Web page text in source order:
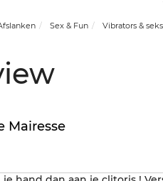
Sex & Fun Vibrators &
Mairesse